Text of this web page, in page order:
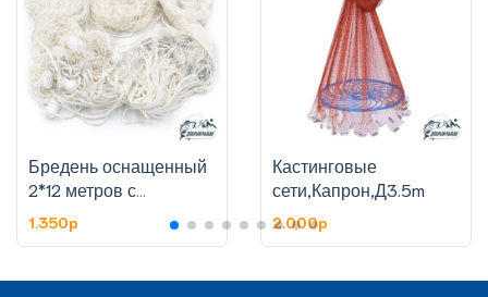
Бредень оснащенный
2*12 метров с
карманом, яч. 25 мм,
капрон
1.350p
Кастинговые
сети,Капрон,Д3.5m
2.000p